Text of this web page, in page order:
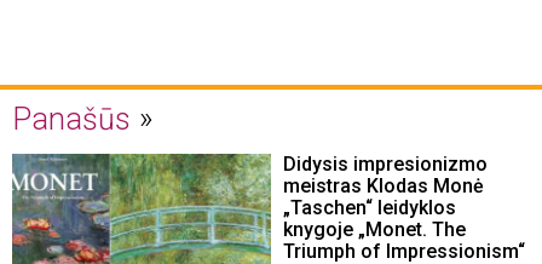
Panašūs
Didysis impresionizmo
meistras Klodas Monė
„Taschen“ leidyklos
knygoje „Monet. The
Triumph of Impressionism“